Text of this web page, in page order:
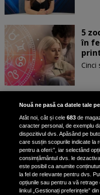
5
în
Cinci
ele
3
Nouă ne pasă ca datele tale
Atât noi, cât și cele683 de
caracter personal, de exemplu
dispozitivul dvs. Apăsând pe
care susțin scopurile indicate la
pentru a oferi:”, iar selectând
consimțământul dvs. le
este posibil ca anumite
la fel de relevante pentru dvs.
opțiunile sau pentru a vă
linkul „Gestionați preferințele”